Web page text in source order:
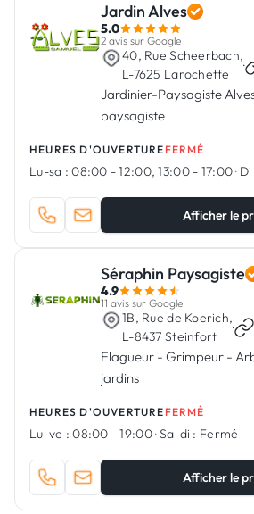
Jardin Alves
5.0
2 avis sur Google
40, Rue Scheerbach,
L-7625 Larochette
·
Jardinier-Paysagiste
paysagiste
HEURES D'OUVERTURE FERMÉ
Lu-sa : 08:00 - 12:00, 13:00 - 17:00· Di
Afficher le
Séraphin Paysagiste
4.9
11 avis sur Google
1B, Rue de Koerich,
L-8437 Steinfort
·
Elagueur - Grimpeur -
jardins
HEURES D'OUVERTURE FERMÉ
Lu-ve : 08:00 - 19:00·Sa-di : Fermé
Afficher le